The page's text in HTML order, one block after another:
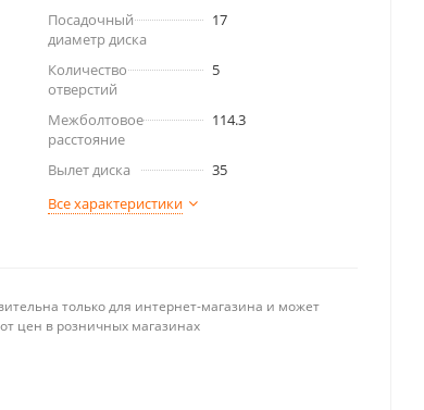
Посадочный
диаметр диска
17
Количество
отверстий
5
Межболтовое
расстояние
114.3
Вылет диска
35
Все характеристики
только для интернет-магазина и может
цен в розничных магазинах